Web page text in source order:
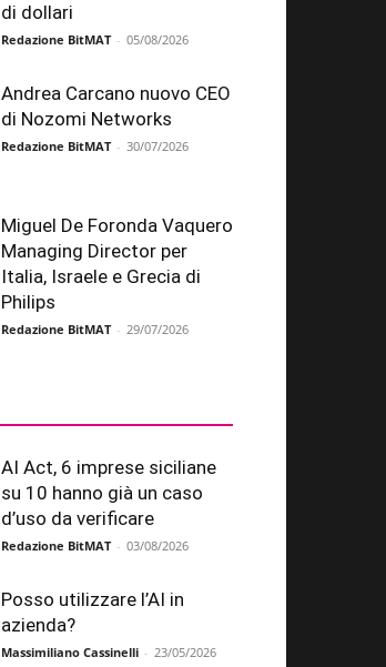
di dollari
Redazione BitMAT - 05/08/2026
Andrea Carcano nuovo CEO
di Nozomi Networks
Redazione BitMAT - 30/07/2026
Miguel De Foronda Vaquero
Managing Director per
Italia, Israele e Grecia di
Philips
Redazione BitMAT - 29/07/2026
AI Act, 6 imprese siciliane
su 10 hanno già un caso
d’uso da verificare
Redazione BitMAT - 03/08/2026
Posso utilizzare l’AI in
azienda?
Massimiliano Cassinelli - 23/05/2026